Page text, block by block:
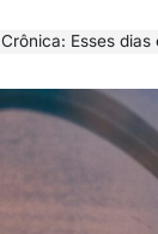
Crônica: Esses